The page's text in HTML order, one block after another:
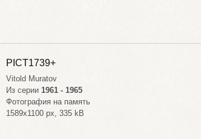
PICT1739+
Vitold Muratov
Из серии 1961 - 1965
Фотография на память
1589x1100 px, 335 kB